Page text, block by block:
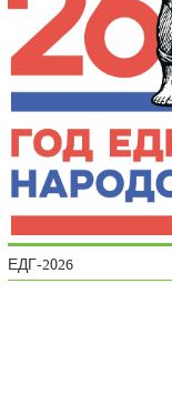
ЕДГ-2026